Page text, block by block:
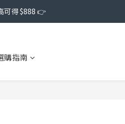
可得 $888 👉
購指南